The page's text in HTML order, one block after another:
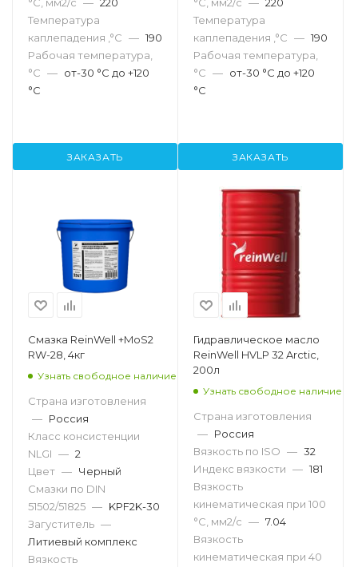
Температура
каплепадения ,°C — 190
Рабочая температура,
°С — от-30 °С до +120
°С
ЗАКАЗАТЬ
Температура
каплепадения ,°C — 190
Рабочая температура,
°С — от-30 °С до +120
°С
ЗАКАЗАТЬ
Смазка ReinWell +MoS2
RW-28, 4кг
Узнать свободное наличие
Страна изготовления
— Россия
Класс консистенции
NLGI — 2
Цвет — Черный
Смазки по DIN
51502/51825 — KPF2K-30
Загуститель —
Литиевый комплекс
Вязкость
Гидравлическое масло
ReinWell HVLP 32 Arctic,
200л
Узнать свободное наличие
Страна изготовления
— Россия
Вязкость по ISO — 32
Индекс вязкости — 181
Вязкость
кинематическая при 100
°С, мм2/с — 7.04
Вязкость
кинематическая при 40